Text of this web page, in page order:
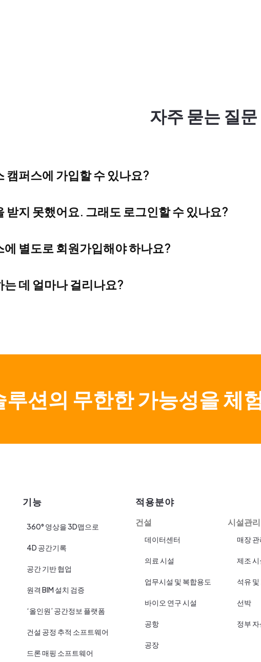
자주 묻는 질문
캠퍼스에 가입할 수 있나요?
용할 수 있습니다.
받지 못했어요. 그래도 로그인할 수 있나요?
를 클릭한 뒤, 큐픽스웍스에서 사용 중인 이메일 주소로
에 별도로 회원가입해야 하나요?
이용할 수 있습니다.
데 얼마나 걸리나요?
도움이 필요하신 경우 cupixcampus@cupix.com으로 문의
루션의 무한한 가능성을 체
기능
360° 영상을 3D맵으로
4D 공간기록
공간 기반 협업
원격 BIM 설치 검증
‘올인원’ 공간정보 플랫폼
건설 공정 추적 소프트웨어
드론 매핑 소프트웨어
적용분야
건설
데이터센터
의료 시설
업무시설 및 복합용도
바이오 연구 시설
공항
공장
시설관리
매장 관
제조 시
석유 및
선박
정부